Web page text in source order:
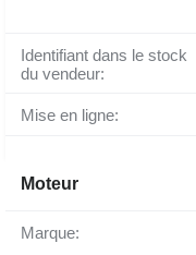
Identifiant dans le stock
du vendeur:
Mise en ligne:
Moteur
Marque: